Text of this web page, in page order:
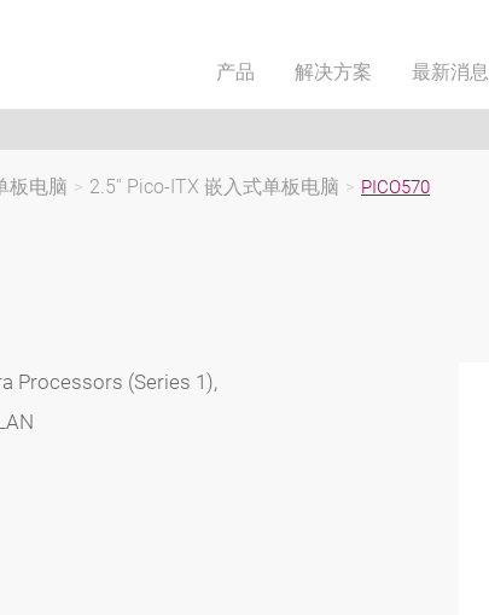
产品 解决方案 最新消息
板电脑 > 2.5'' Pico-ITX 嵌入式单板电脑 > PICO570
Processors (Series 1),